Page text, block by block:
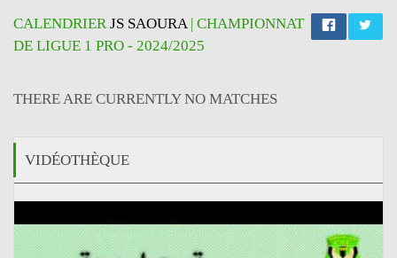
CALENDRIERJS SAOURA| CHAMPIONNAT
DE LIGUE 1 PRO - 2024/2025
THERE ARE CURRENTLY NO MATCHES
VIDÉOTHÈQUE